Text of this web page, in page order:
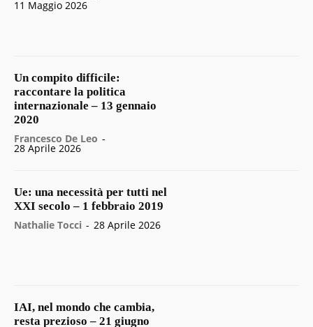
11 Maggio 2026
Un compito difficile:
raccontare la politica
internazionale – 13 gennaio
2020
Francesco De Leo -
28 Aprile 2026
Ue: una necessità per tutti nel
XXI secolo – 1 febbraio 2019
Nathalie Tocci - 28 Aprile 2026
IAI, nel mondo che cambia,
resta prezioso – 21 giugno